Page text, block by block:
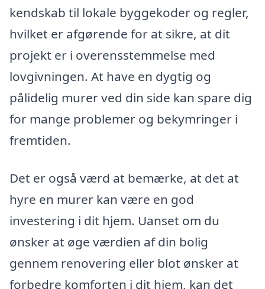
kendskab til lokale byggekoder og regler,
hvilket er afgørende for at sikre, at dit
projekt er i overensstemmelse med
lovgivningen. At have en dygtig og
pålidelig murer ved din side kan spare dig
for mange problemer og bekymringer i
fremtiden.
Det er også værd at bemærke, at det at
hyre en murer kan være en god
investering i dit hjem. Uanset om du
ønsker at øge værdien af din bolig
gennem renovering eller blot ønsker at
forbedre komforten i dit hjem, kan det